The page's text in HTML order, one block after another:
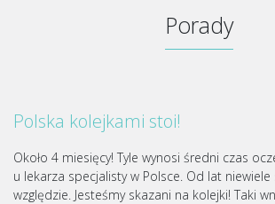
Porady
Polska kolejkami stoi!
Około 4 miesięcy! Tyle wynosi średni czas
u lekarza specjalisty w Polsce. Od lat
względzie. Jesteśmy skazani na kolejki! Taki